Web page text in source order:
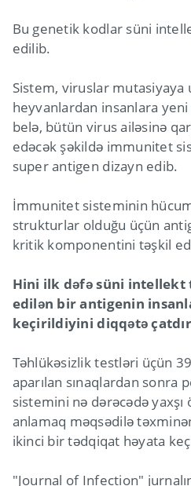
Bu genetik kodlar süni
edilib.
Sistem, viruslar mutasiyaya
heyvanlardan insanlara
belə, bütün virus ailəsinə
edəcək şəkildə immunitet
super antigen dizayn edib.
İmmunitet sisteminin
strukturlar olduğu üçün
kritik komponentini təşkil
Hini ilk dəfə süni intellekt
edilən bir antigenin
keçirildiyini diqqətə
Təhlükəsizlik testləri üçün
aparılan sınaqlardan
sistemini nə dərəcədə yaxşı
anlamaq məqsədilə
ikinci bir tədqiqat həyata
"Journal of Infection"